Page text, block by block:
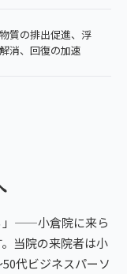
質の排出促進、浮
消、回復の加速
」——小倉院に来ら
当院の来院者は小
代ビジネスパーソ